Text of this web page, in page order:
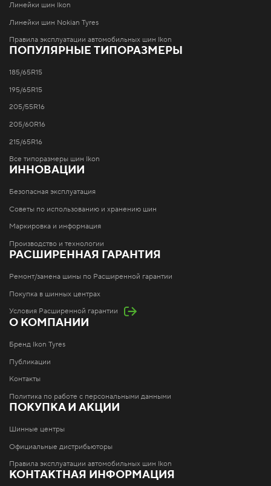
Линейки шин Ikon
Линейки шин Nokian Tyres
Правила эксплуатации автомобильных шин Ikon
ПОПУЛЯРНЫЕ ТИПОРАЗМЕРЫ
185/65R15
195/65R15
205/55R16
205/60R16
215/65R16
Все типоразмеры шин Ikon
ИННОВАЦИИ
Безопасная эксплуатация
Советы по использованию и хранению шин
Маркировка и информация
Производство и технологии
РАСШИРЕННАЯ ГАРАНТИЯ
Ремонт/замена шины по Расширенной гарантии
Покупка в шинных центрах
Условия Расширенной гарантии
О КОМПАНИИ
Бренд Ikon Tyres
Публикации
Контакты
Политика по работе с персональными данными
ПОКУПКА И АКЦИИ
Шинные центры
Официальные дистрибьюторы
Правила эксплуатации автомобильных шин Ikon
КОНТАКТНАЯ ИНФОРМАЦИЯ